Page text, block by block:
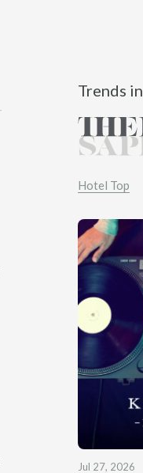
Trends in
Hotel Top
Jul 27, 2026